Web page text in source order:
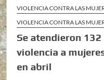
VIOLENCIA CONTRA LAS
VIOLENCIA CONTRA LAS
Se atendieron
violencia a
en abril